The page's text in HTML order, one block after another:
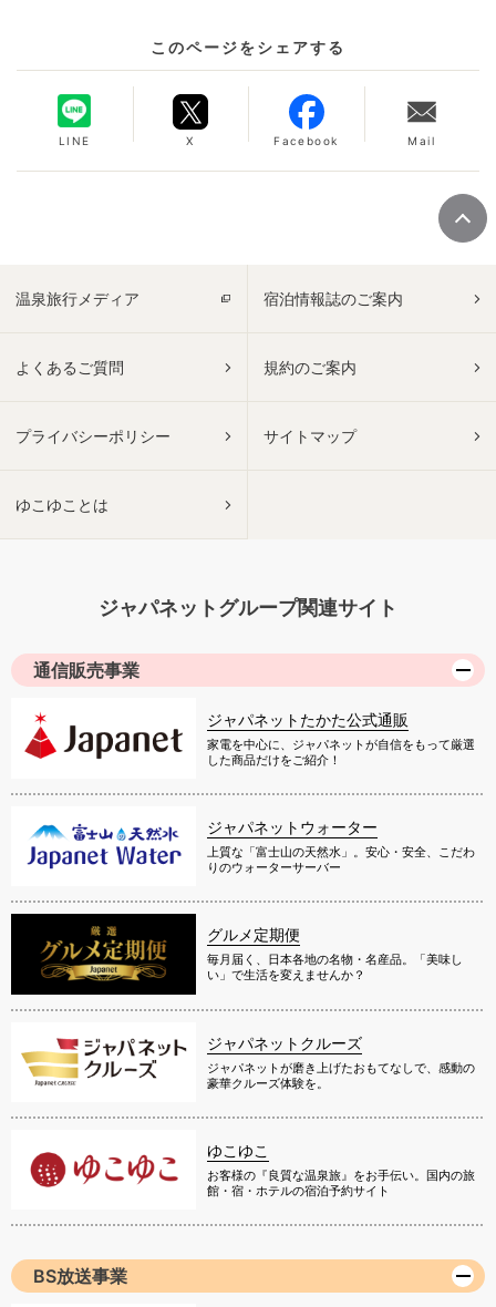
このページをシェアする
LINE X Facebook Mail
温泉旅行メディア 宿泊情報誌のご案内
よくあるご質問 規約のご案内
プライバシーポリシー サイトマップ
ゆこゆことは
ジャパネットグループ関連サイト
通信販売事業
ジャパネットたかた公式通販
家電を中心に、ジャパネットが自信をもって厳選
した商品だけをご紹介！
ジャパネットウォーター
上質な「富士山の天然水」。安心・安全、こだわ
りのウォーターサーバー
グルメ定期便
毎月届く、日本各地の名物・名産品。「美味し
い」で生活を変えませんか？
ジャパネットクルーズ
ジャパネットが磨き上げたおもてなしで、感動の
豪華クルーズ体験を。
ゆこゆこ
お客様の『良質な温泉旅』をお手伝い。国内の旅
館・宿・ホテルの宿泊予約サイト
BS放送事業